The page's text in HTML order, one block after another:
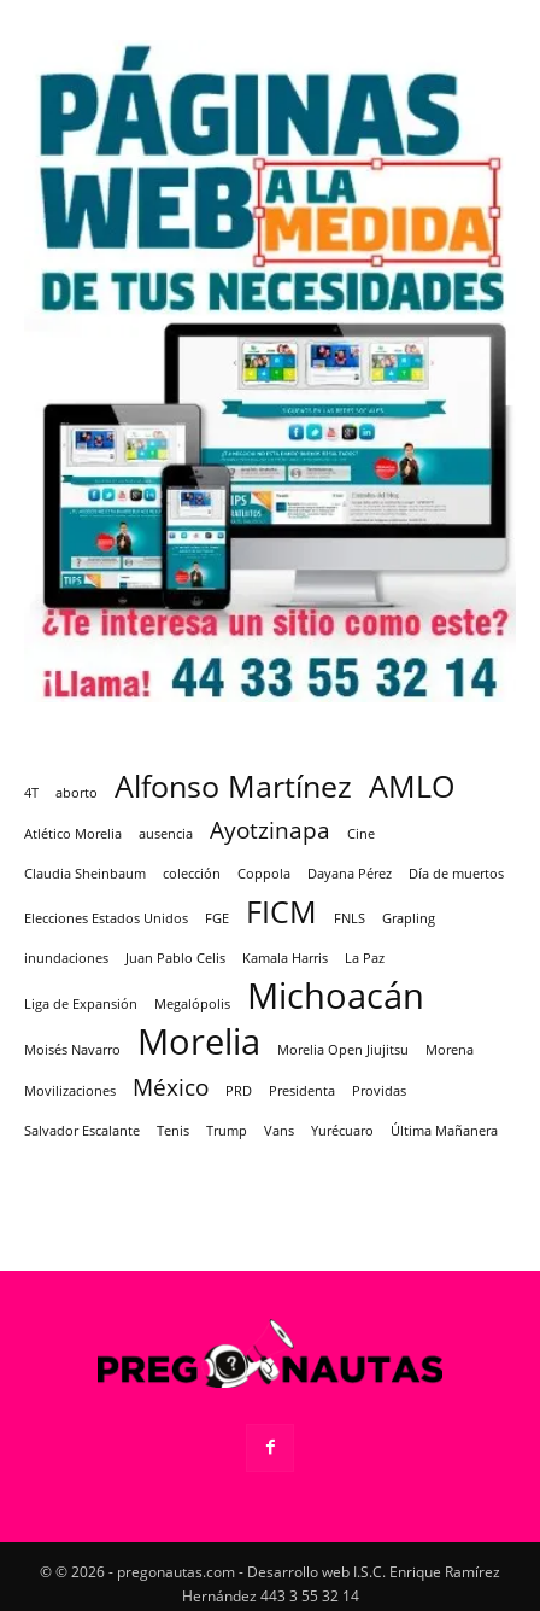
4T aborto Alfonso Martínez AMLO
Atlético Morelia ausencia Ayotzinapa Cine
Claudia Sheinbaum colección Coppola Dayana Pérez Día de muertos
Elecciones Estados Unidos FGE FICM FNLS Grapling
inundaciones Juan Pablo Celis Kamala Harris La Paz
Liga de Expansión Megalópolis Michoacán
Moisés Navarro Morelia Morelia Open Jiujitsu Morena
Movilizaciones México PRD Presidenta Providas
Salvador Escalante Tenis Trump Vans Yurécuaro Última Mañanera
© © 2026 - pregonautas.com - Desarrollo web I.S.C. Enrique Ramírez
Hernández 443 3 55 32 14